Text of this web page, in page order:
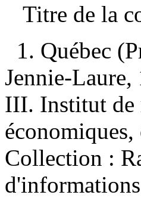
Titre de la
1. Québec
Jennie-
III. Institut de
Collection :